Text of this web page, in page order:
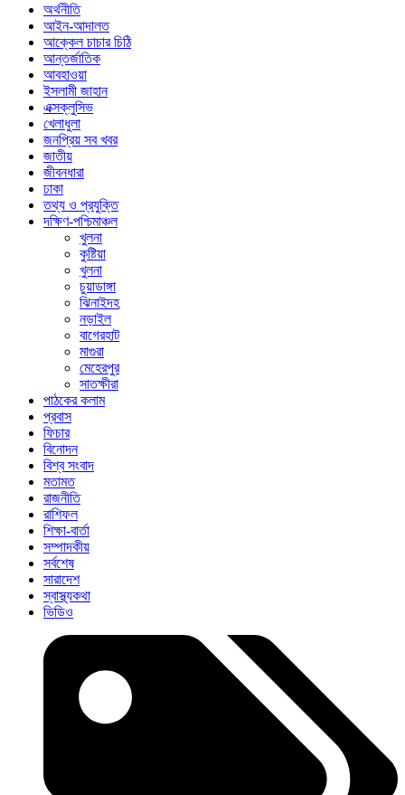
অর্থনীতি
আইন-আদালত
আক্কেল চাচার চিঠি
আন্তর্জাতিক
আবহাওয়া
ইসলামী জাহান
এক্সক্লুসিভ
খেলাধুলা
জনপ্রিয় সব খবর
জাতীয়
জীবনধারা
ঢাকা
তথ্য ও প্রযুক্তি
দক্ষিণ-পশ্চিমাঞ্চল
খুলনা
কুষ্টিয়া
খুলনা
চুয়াডাঙ্গা
ঝিনাইদহ
নড়াইল
বাগেরহাট
মাগুরা
মেহেরপুর
সাতক্ষীরা
পাঠকের কলাম
প্রবাস
ফিচার
বিনোদন
বিশ্ব সংবাদ
মতামত
রাজনীতি
রাশিফল
শিক্ষা-বার্তা
সম্পাদকীয়
সর্বশেষ
সারাদেশ
স্বাস্থ্যকথা
ভিডিও